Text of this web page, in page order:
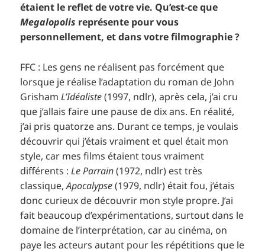
étaient le reflet de votre vie. Qu’est-ce que
Megalopolis représente pour vous
personnellement, et dans votre filmographie ?
FFC : Les gens ne réalisent pas forcément que
lorsque je réalise l’adaptation du roman de John
GrishamL’Idéaliste(1997, ndlr), après cela, j’ai cru
que j’allais faire une pause de dix ans. En réalité,
j’ai pris quatorze ans. Durant ce temps, je voulais
découvrir qui j’étais vraiment et quel était mon
style, car mes films étaient tous vraiment
différents :Le Parrain(1972, ndlr) est très
classique,Apocalypse(1979, ndlr) était fou, j’étais
donc curieux de découvrir mon style propre. J’ai
fait beaucoup d’expérimentations, surtout dans le
domaine de l’interprétation, car au cinéma, on
paye les acteurs autant pour les répétitions que le